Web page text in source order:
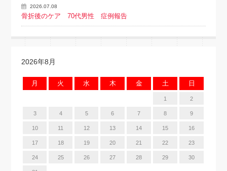
2026.07.08
骨折後のケア 70代男性 症例報告
2026年8月
月 火 水 木 金 土 日
1 2
3 4 5 6 7 8 9
10 11 12 13 14 15 16
17 18 19 20 21 22 23
24 25 26 27 28 29 30